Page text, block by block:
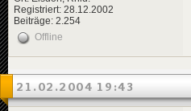
Registriert: 28.12.2002
Beiträge: 2.254
Offline
21.02.2004 19:43